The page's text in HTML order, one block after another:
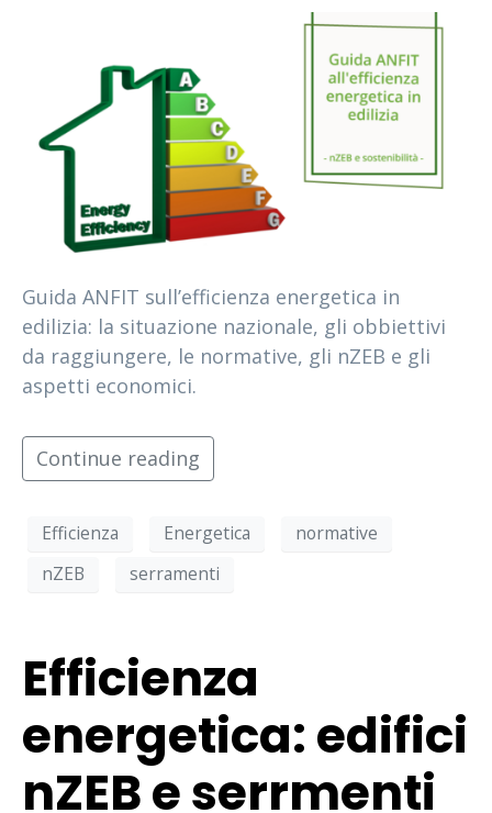
Guida ANFIT sull’efficienza energetica in
edilizia: la situazione nazionale, gli obbiettivi
da raggiungere, le normative, gli nZEB e gli
aspetti economici.
Continue reading
Efficienza Energetica
normative
nZEB
serramenti
Efficienza
energetica: edifici
nZEB e serrmenti